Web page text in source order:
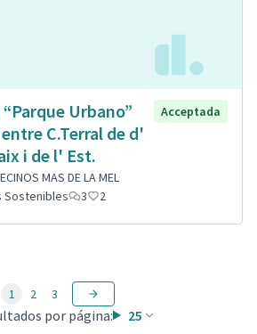
Urbano”
C.Terral de d'
i de l' Est.
Acceptada
MAS DE LA MEL
Sostenibles
3 2
por página: 25
1 2 3